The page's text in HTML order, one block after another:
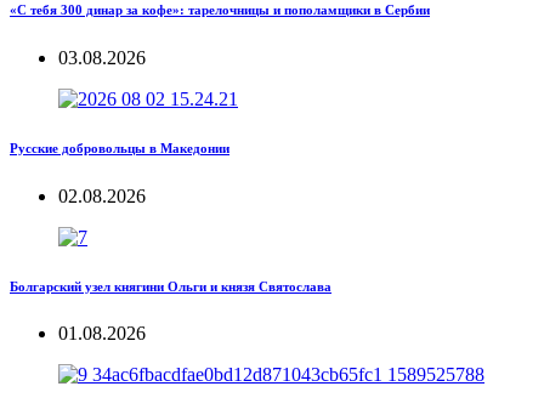
«С тебя 300 динар за кофе»: тарелочницы и пополамщики в Сербии
03.08.2026
Русские добровольцы в Македонии
02.08.2026
Болгарский узел княгини Ольги и князя Святослава
01.08.2026